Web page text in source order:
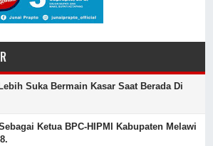
Suka Bermain Kasar Saat Berada Di
Ketua BPC-HIPMI Kabupaten Melawi